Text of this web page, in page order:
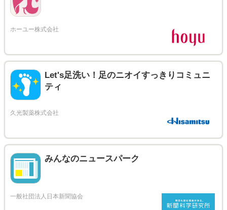
Let's足洗い！足のニオイすっきりコミュニ
ティ
みんなのニュースパーク